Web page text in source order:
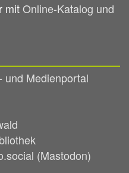
mitOnline-Katalog und
und Medienportal
(Mastodon)